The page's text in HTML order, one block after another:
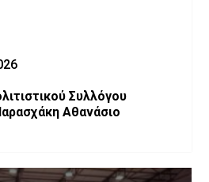
Συλλόγου
Αθανάσιο